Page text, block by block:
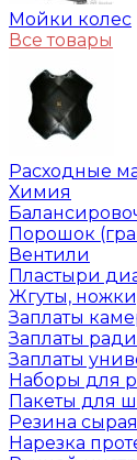
Мойки колес
Все товары
Расходные
Химия
Порошок
Вентили
Пластыри
Жгуты,
Заплаты
Заплаты
Заплаты
Наборы для
Пакеты для
Резина сырая
Нарезка